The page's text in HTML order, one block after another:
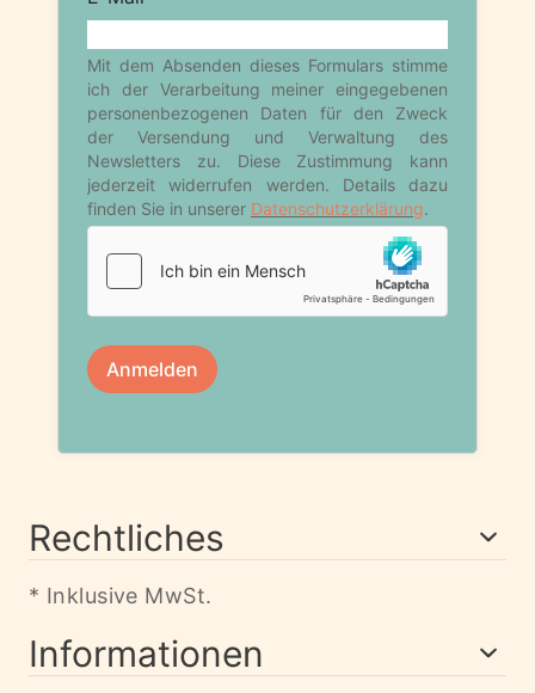
Rechtliches
* Inklusive MwSt.
Informationen